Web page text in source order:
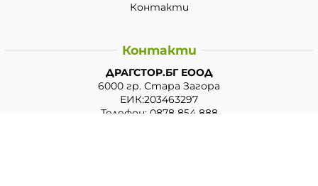
Контакти
Контакти
ДРАГСТОР.БГ ЕООД
6000 гр. Стара Загора
ЕИК:203463297
Телефон: 0878 854 888